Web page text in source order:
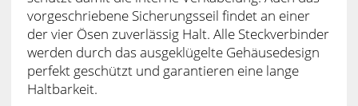
vorgeschriebene Sicherungsseil findet an einer
der vier Ösen zuverlässig Halt. Alle Steckverbinder
werden durch das ausgeklügelte Gehäusedesign
perfekt geschützt und garantieren eine lange
Haltbarkeit.